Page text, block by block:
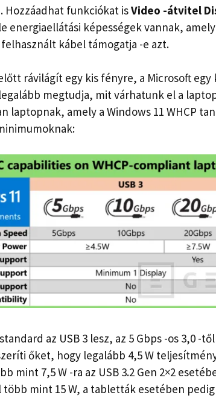
Hozzáadhat funkciókat isVideo -átvitel
képességek vannak,
kábel támogatja -e azt.
rávilágít egy kis fényre, a Microsoft
megtudja, mit várhatunk el a
laptopnak, amely a Windows 11 WHCP
az USB 3 lesz, az 5 Gbps -os 3,0 -től
őket, hogy legalább 4,5 W
mint 7,5 W -ra az USB 3.2 Gen 2×2
több mint 15 W, a tabletták esetében